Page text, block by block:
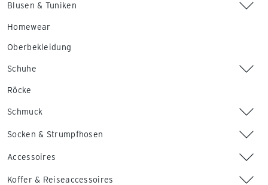
Blusen & Tuniken
Homewear
Oberbekleidung
Schuhe
Röcke
Schmuck
Socken & Strumpfhosen
Accessoires
Koffer & Reiseaccessoires